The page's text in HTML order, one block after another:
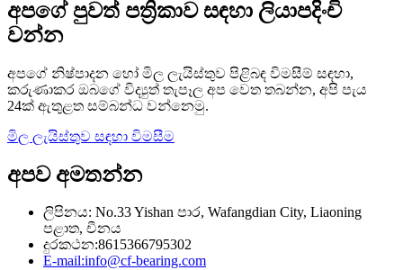
අපගේ පුවත් පත්‍රිකාව සඳහා ලියාපදිංචි
වන්න
අපගේ නිෂ්පාදන හෝ මිල ලැයිස්තුව පිළිබඳ විමසීම් සඳහා,
කරුණාකර ඔබගේ විද්‍යුත් තැපෑල අප වෙත තබන්න, අපි පැය
24ක් ඇතුළත සම්බන්ධ වන්නෙමු.
මිල ලැයිස්තුව සඳහා විමසීම
අපව අමතන්න
ලිපිනය: No.33 Yishan පාර, Wafangdian City, Liaoning
පළාත, චීනය
දුරකථන:8615366795302
E-mail:info@cf-bearing.com